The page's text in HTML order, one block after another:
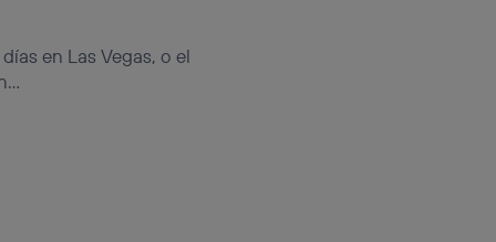
en Las Vegas, o el
que
parte